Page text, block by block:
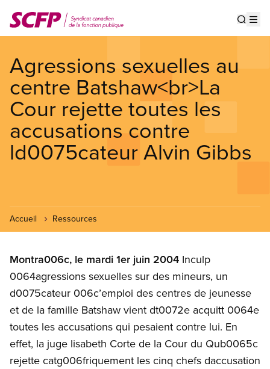
au
contenu
Agressions sexuelles au
centre Batshaw<br>La
Cour rejette toutes les
accusations contre
ld0075cateur Alvin Gibbs
Accueil Ressources
Montra006c, le mardi 1er juin 2004 Inculp
0064agressions sexuelles sur des mineurs, un
d0075cateur 006c’emploi des centres de jeunesse
et de la famille Batshaw vient dt0072e acquitt 0064e
toutes les accusations qui pesaient contre lui. En
effet, la juge lisabeth Corte de la Cour du Qub0065c
rejette catg006friquement les cinq chefs daccusation